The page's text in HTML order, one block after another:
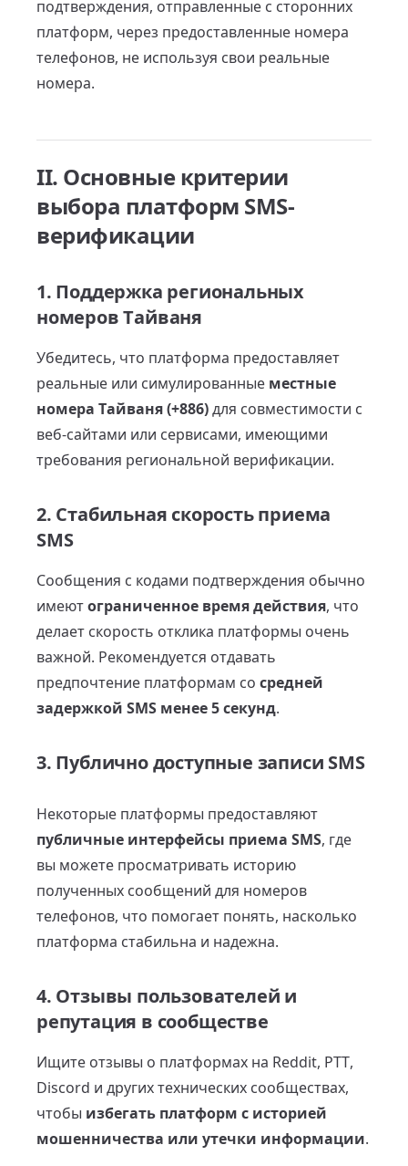
подтверждения, отправленные с сторонних
платформ, через предоставленные номера
телефонов, не используя свои реальные
номера.
II. Основные критерии
выбора платформ SMS-
верификации
1. Поддержка региональных
номеров Тайваня
Убедитесь, что платформа предоставляет
реальные или симулированные местные
номера Тайваня (+886)для совместимости с
веб-сайтами или сервисами, имеющими
требования региональной верификации.
2. Стабильная скорость приема
SMS
Сообщения с кодами подтверждения обычно
имеютограниченное время действия, что
делает скорость отклика платформы очень
важной. Рекомендуется отдавать
предпочтение платформам со средней
задержкой SMS менее 5 секунд.
3. Публично доступные записи SMS
Некоторые платформы предоставляют
публичные интерфейсы приема SMS, где
вы можете просматривать историю
полученных сообщений для номеров
телефонов, что помогает понять, насколько
платформа стабильна и надежна.
4. Отзывы пользователей и
репутация в сообществе
Ищите отзывы о платформах на Reddit, PTT,
Discord и других технических сообществах,
чтобы избегать платформ с историей
мошенничества или утечки информации.